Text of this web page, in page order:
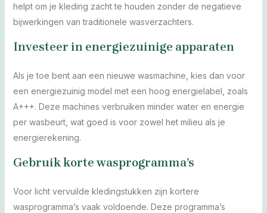
helpt om je kleding zacht te houden zonder de negatieve
bijwerkingen van traditionele wasverzachters.
Investeer in energiezuinige apparaten
Als je toe bent aan een nieuwe wasmachine, kies dan voor
een energiezuinig model met een hoog energielabel, zoals
A+++. Deze machines verbruiken minder water en energie
per wasbeurt, wat goed is voor zowel het milieu als je
energierekening.
Gebruik korte wasprogramma’s
Voor licht vervuilde kledingstukken zijn kortere
wasprogramma’s vaak voldoende. Deze programma’s